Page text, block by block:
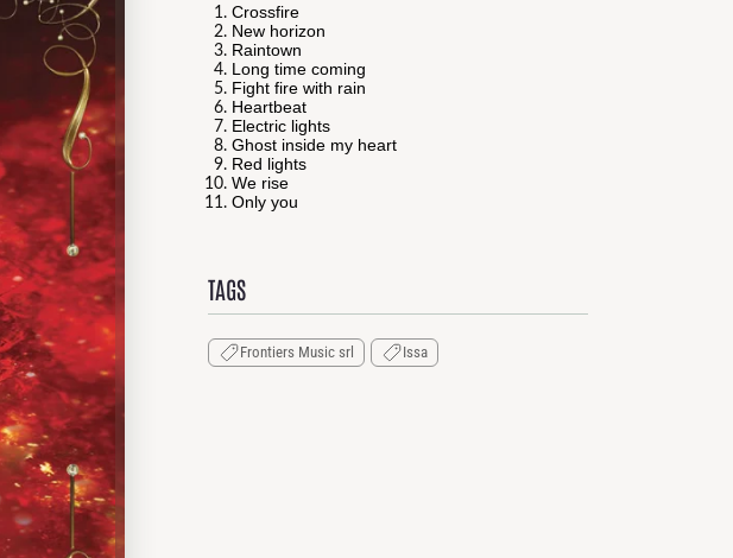
Crossfire
New horizon
Raintown
Long time coming
Fight fire with rain
Heartbeat
Electric lights
Ghost inside my heart
Red lights
We rise
Only you
TAGS
Frontiers Music srl Issa